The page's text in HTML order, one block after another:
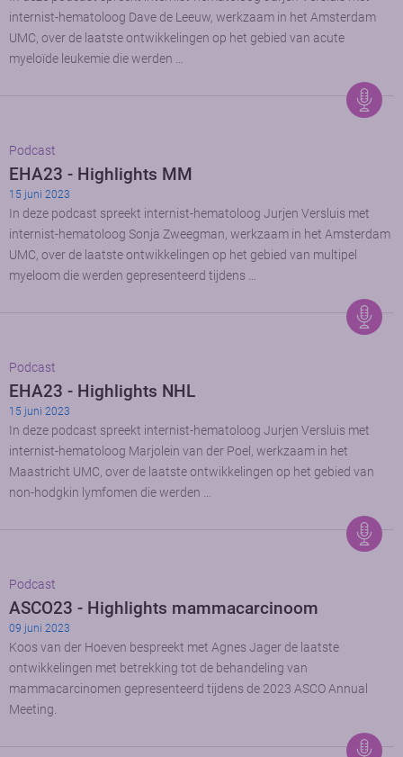
internist-hematoloog Dave de Leeuw, werkzaam in het Amsterdam
UMC, over de laatste ontwikkelingen op het gebied van acute
myeloïde leukemie die werden …
Podcast
EHA23 - Highlights MM
15 juni 2023
In deze podcast spreekt internist-hematoloog Jurjen Versluis met
internist-hematoloog Sonja Zweegman, werkzaam in het Amsterdam
UMC, over de laatste ontwikkelingen op het gebied van multipel
myeloom die werden gepresenteerd tijdens …
Podcast
EHA23 - Highlights NHL
15 juni 2023
In deze podcast spreekt internist-hematoloog Jurjen Versluis met
internist-hematoloog Marjolein van der Poel, werkzaam in het
Maastricht UMC, over de laatste ontwikkelingen op het gebied van
non-hodgkin lymfomen die werden …
Podcast
ASCO23 - Highlights mammacarcinoom
09 juni 2023
Koos van der Hoeven bespreekt met Agnes Jager de laatste
ontwikkelingen met betrekking tot de behandeling van
mammacarcinomen gepresenteerd tijdens de 2023 ASCO Annual
Meeting.